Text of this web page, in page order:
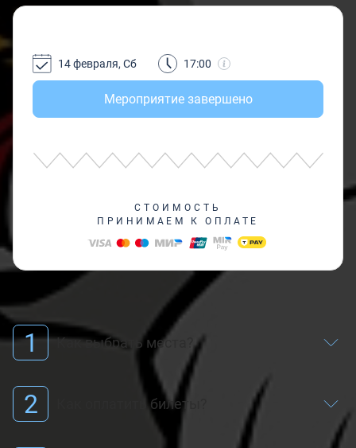
Мероприятие завершено
14 февраля, Сб 17:00
СТОИМОСТЬ
ПРИНИМАЕМ К ОПЛАТЕ
1 Как выбрать места?
2 Как оплатить билеты?